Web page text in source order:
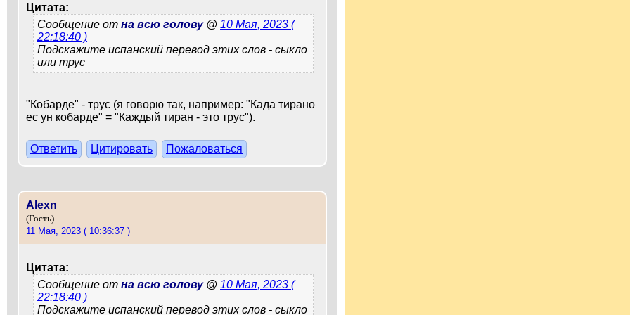
Цитата:
Сообщение от на всю голову@ 10 Мая, 2023 (
22:18:40 )
Подскажите испанский перевод этих слов - сыкло
или трус
"Кобарде" - трус (я говорю так, например: "Када тирано
ес ун кобарде" = "Каждый тиран - это трус").
Ответить Цитировать Пожаловаться
Alexn
(Гость)
11 Мая, 2023 ( 10:36:37 )
Цитата:
Сообщение от на всю голову@ 10 Мая, 2023 (
22:18:40 )
Подскажите испанский перевод этих слов - сыкло